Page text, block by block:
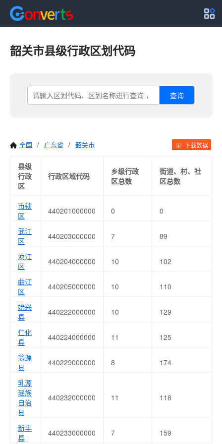
韶关市县级行政区划代码
查询
全国 / 广东省 / 韶关市 下载数据
县级
行政
区
行政区域代码
乡级行政
区总数
街道、村、社
区总数
市辖
区
440201000000 0 0
武江
区
440203000000 7 89
浈江
区
440204000000 10 102
曲江
区
440205000000 10 110
始兴
县
440222000000 10 129
仁化
县
440224000000 11 125
翁源
县
440229000000 8 174
乳源
瑶族
自治
县
440232000000 11 118
新丰
县
440233000000 7 159